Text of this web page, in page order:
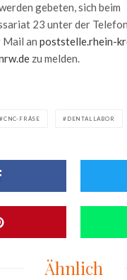
gebeten, sich beim
23 unter der
an poststelle.rhein-
zu melden.
CNC-FRÄSE DENTALLABOR
Ähnlich